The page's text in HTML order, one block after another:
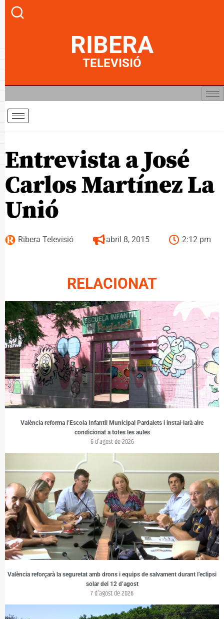
RIBERA
TELEVISIÓ
Entrevista a José
Carlos Martínez La
Unió
Ribera Televisió abril 8, 2015 2:12 pm
RELACIONAT
València reforma l’Escola Infantil Municipal Pardalets i instal·larà aire
condicionat a totes les aules
6 d'agost de 2026
València reforçarà la seguretat amb drons i equips de salvament durant l’eclipsi
solar del 12 d’agost
7 d'agost de 2026